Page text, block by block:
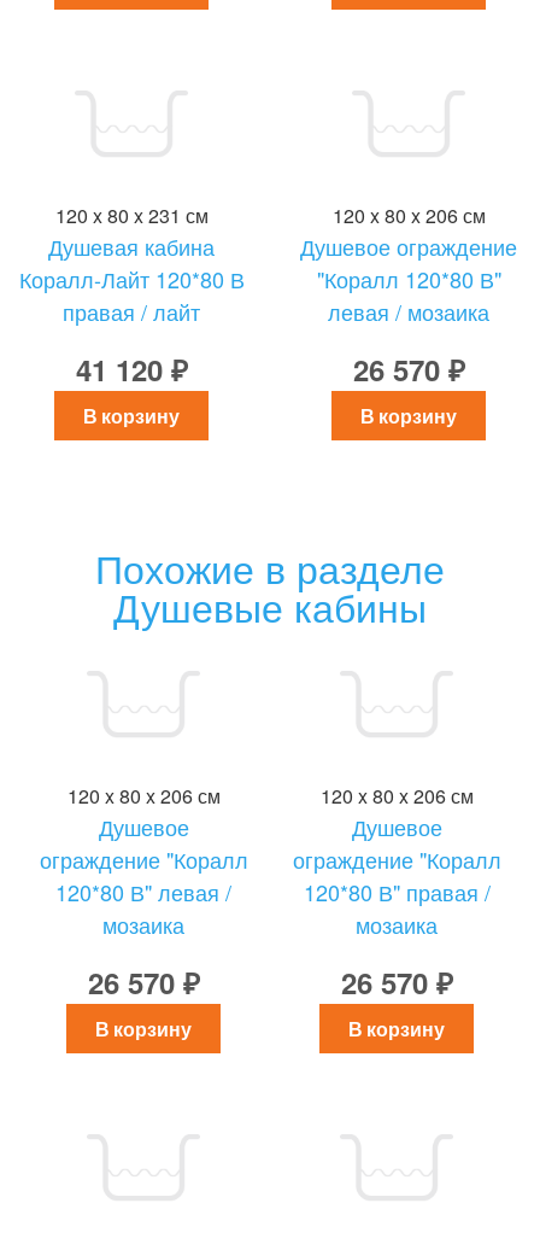
120 x 80 x 231 см
Душевая кабина
Коралл-Лайт 120*80 В
правая / лайт
41 120 ₽
В корзину
120 x 80 x 206 см
Душевое ограждение
"Коралл 120*80 В"
левая / мозаика
26 570 ₽
В корзину
Похожие в разделе
Душевые кабины
120 x 80 x 206 см
Душевое
ограждение "Коралл
120*80 В" левая /
мозаика
26 570 ₽
В корзину
120 x 80 x 206 см
Душевое
ограждение "Коралл
120*80 В" правая /
мозаика
26 570 ₽
В корзину